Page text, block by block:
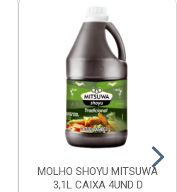
MOLHO SHOYU MITSUWA
3,1L CAIXA 4UND D